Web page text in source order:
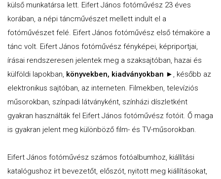
külső munkatársa lett. Eifert János fotóművész 23 éves
korában, a népi táncművészet mellett indult el a
fotóművészet felé. Eifert János fotóművész első témaköre a
tánc volt. Eifert János fotóművész fényképei, képriportjai,
írásai rendszeresen jelentek meg a szaksajtóban, hazai és
külföldi lapokban, könyvekben, kiadványokban ► , később az
elektronikus sajtóban, az interneten. Filmekben, televíziós
műsorokban, színpadi látványként, színházi díszletként
gyakran használták fel Eifert János fotóművész fotóit. Ő maga
is gyakran jelent meg különböző film- és TV-műsorokban.
Eifert János fotóművész számos fotóalbumhoz, kiállítási
katalógushoz írt bevezetőt, előszót, nyitott meg kiállításokat,